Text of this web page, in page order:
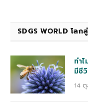
SDGS WORLD โล
ทำ
มีชี
14